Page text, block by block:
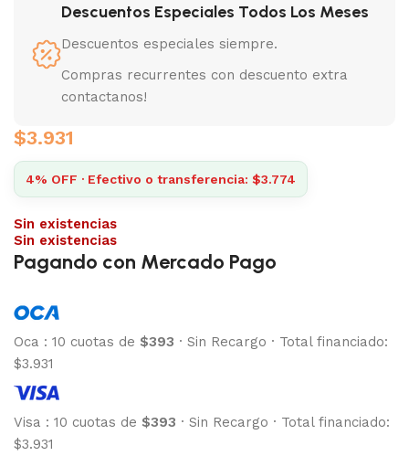
Descuentos Especiales Todos Los Meses
Descuentos especiales siempre.
Compras recurrentes con descuento extra
contactanos!
$3.931
4% OFF · Efectivo o transferencia: $3.774
Sin existencias
Sin existencias
Pagando con Mercado Pago
Oca : 10 cuotas de $393 · Sin Recargo · Total financiado:
$3.931
Visa : 10 cuotas de $393 · Sin Recargo · Total financiado:
$3.931